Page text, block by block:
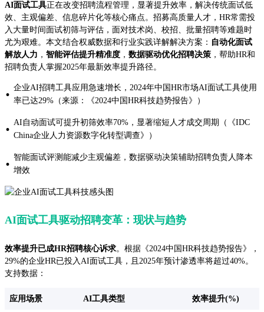
AI面试工具正在改变招聘流程管理，显著提升效率，解决传统面试低
效、主观偏差、信息碎片化等核心痛点。招募高质量人才，HR常需投
入大量时间面试初筛与评估，面对技术岗、校招、批量招聘等难题时
尤为艰难。本文结合权威数据和行业实践详解解决方案： 自动化面试
解放人力 ， 智能评估提升精准度 ， 数据驱动优化招聘决策 ，帮助HR和
招聘负责人掌握2025年最新效率提升路径。
· 企业AI招聘工具应用急速增长，2024年中国HR市场AI面试工具使用
率已达29%（来源：《2024中国HR科技趋势报告》）
· AI自动面试可提升初筛效率70%，显著缩短人才成交周期（《IDC
China企业人力资源数字化转型调查》）
· 智能面试评测能减少主观偏差，数据驱动决策辅助招聘负责人降本
增效
AI面试工具驱动招聘变革：现状与趋势
效率提升已成HR招聘核心诉求。根据《2024中国HR科技趋势报告》，
29%的企业HR已投入AI面试工具，且2025年预计渗透率将超过40%。
支持数据：
应用场景 AI工具类型 效率提升(%)